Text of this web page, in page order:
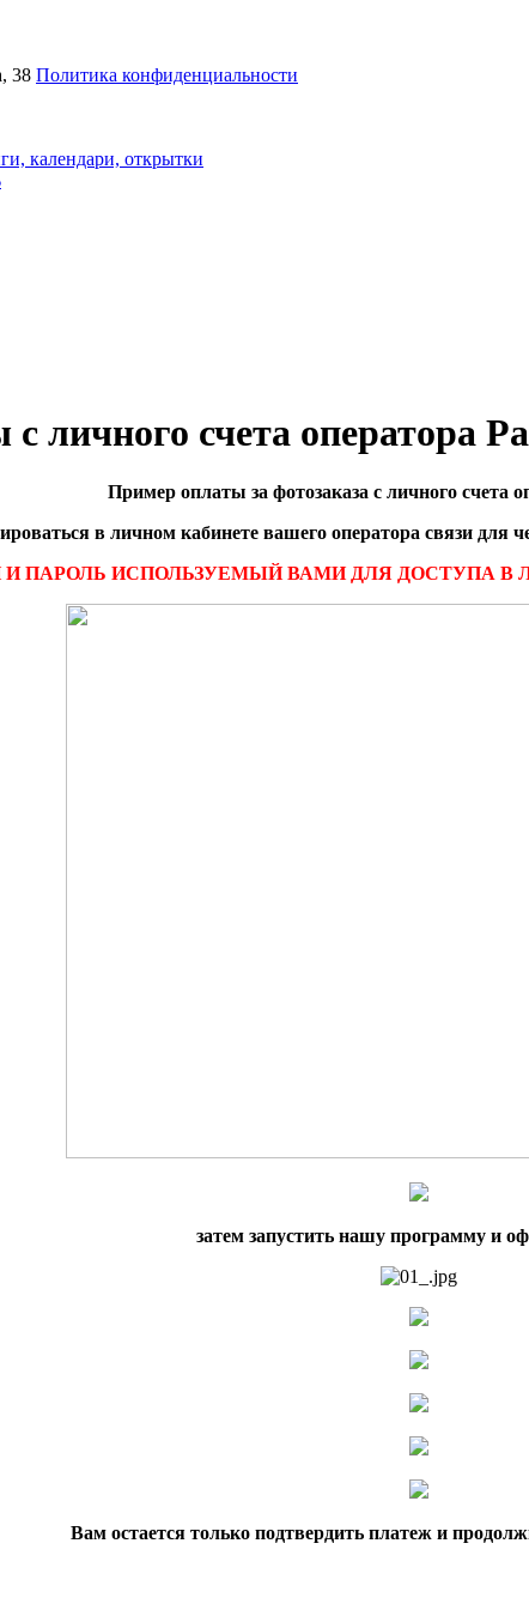
38 Политика конфиденциальности
личного счета оператора
Пример оплаты за фотозаказа с личного счета
в личном кабинете вашего оператора связи для
И ПАРОЛЬ ИСПОЛЬЗУЕМЫЙ ВАМИ ДЛЯ ДОСТУПА В
затем запустить нашу программу и
Вам остается только подтвердить платеж и